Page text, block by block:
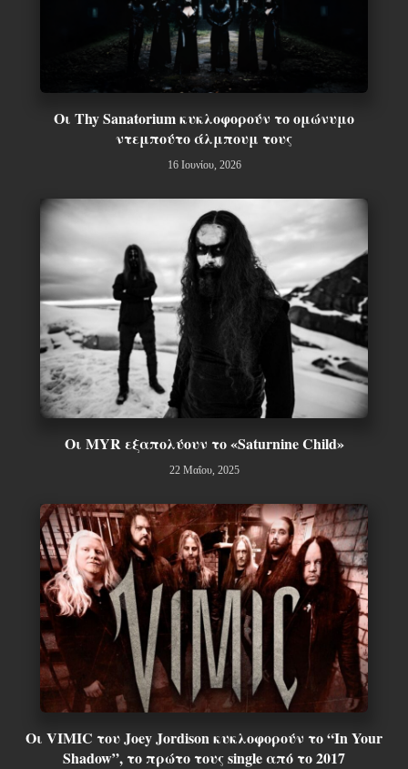
Οι Thy Sanatorium κυκλοφορούν το ομώνυμο
ντεμπούτο άλμπουμ τους
16 Ιουνίου, 2026
Οι MYR εξαπολύουν το «Saturnine Child»
22 Μαΐου, 2025
Οι VIMIC του Joey Jordison κυκλοφορούν το “In Your
Shadow”, το πρώτο τους single από το 2017